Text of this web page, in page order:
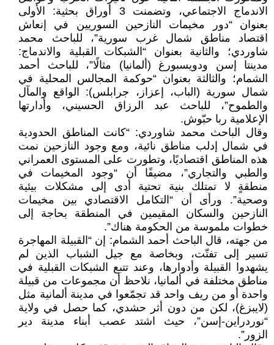
الاندماج الاجتماعي، وتضمنت 3 أوراق بحثية: الأولى
بعنوان “دور مخيمات النازحين السوريين في إنعاش
اقتصاد مناطق شمال غرب سورية”، للباحث محمد
شاوردي؛ والثانية بعنوان “الشبكات القبلية والاندماج:
مدينتا إسن ودويسبورغ (ألمانيا) مثالًا”، للباحث أحمد
الشمام؛ والثالثة بعنوان “حوكمة المجالس المحلية في
شمال سورية (الباب، إعزاز، جرابلس): الواقع والمآل
والطموح”، للباحث عبد الرزاق الحسيني، وأدارتها
الإعلامية ربا حبّوش.
وقال الباحث محمد شاوردي: “كانت المناطق الحدودية
في شمال إدلب مناطق نائية، ومع وجود النازحين نمت
هذه المناطق اقتصاديًا، وتطورت على المستوى العمراني
والطبي والتجاري”، مضيفًا أن “وجود المخيمات في
منطقةٍ لا تمتلك بنية تحتية أدى إلى مشكلات بيئية
وصحية”. ورأى أن “التكامل الاقتصادي بين مخيمات
النازحين والسكان المقيمين في المنطقة بحاجة إلى
خطوات ملموسة من الحكومة هناك”.
من جهته، قال الباحث أحمد الشمام: إن “القبيلة المهاجرة
تسير إلى تفتّت، وبخاصة مع جيل الشباب الذين لم
يشهدوا القبيلة وأدوارها، وعند تتبع الشبكات القبلية في
مناطق مختلفة في ألمانيا، نلاحظ أن مجموعات من قبيلة
واحدة أو من ريف واحد قد تجمّعوا في مدينة ألمانية مثل
(لايبزغ)، لكن من دون أثر حشدي، كما حصل في ولاية
“نوردراين-إسن”، حيث اشتد عصب أبناء مدينة دير
الزور”.